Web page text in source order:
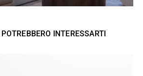
INTERESSARTI